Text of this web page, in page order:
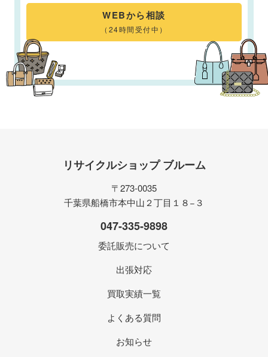
WEBから相談
（24時間受付中）
リサイクルショップ ブルーム
〒273-0035
千葉県船橋市本中山２丁目１８−３
047-335-9898
委託販売について
出張対応
買取実績一覧
よくある質問
お知らせ